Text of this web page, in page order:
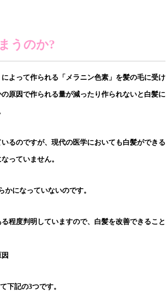
うのか?
よって作られる「メラニン色素」を髪の毛に受け
原因で作られる量が減ったり作られないと白髪に
るのですが、現代の医学においても白髪ができる
っていません。
になっていないのです。
程度判明していますので、白髪を改善できること
下記の3つです。